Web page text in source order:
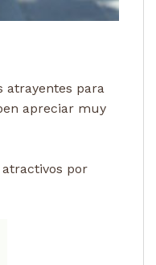
atrayentes para
apreciar muy
por